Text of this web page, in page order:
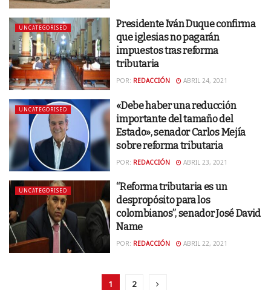
UNCATEGORISED
Presidente Iván Duque confirma
que iglesias no pagarán
impuestos tras reforma
tributaria
POR: REDACCIÓN ABRIL 24, 2021
UNCATEGORISED
«Debe haber una reducción
importante del tamaño del
Estado», senador Carlos Mejía
sobre reforma tributaria
POR: REDACCIÓN ABRIL 23, 2021
UNCATEGORISED
“Reforma tributaria es un
despropósito para los
colombianos”, senador José David
Name
POR: REDACCIÓN ABRIL 22, 2021
1 2